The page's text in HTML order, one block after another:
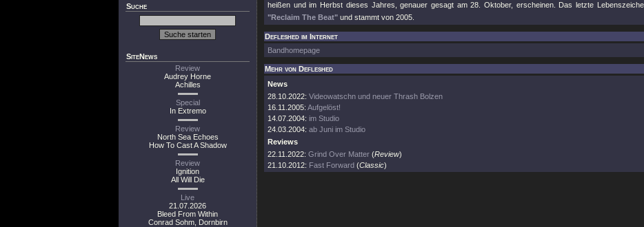
Suche
SiteNews
Review
Audrey Horne
Achilles
Special
In Extremo
Review
North Sea Echoes
How To Cast A Shadow
Review
Ignition
All Will Die
Live
21.07.2026
Bleed From Within
Conrad Sohm, Dornbirn
heißen und im Herbst dieses Jahres, genauer gesagt am 28. Oktober, erscheinen. Das letzte
"Reclaim The Beat" und stammt von 2005.
Defleshed im Internet
Bandhomepage
Mehr von Defleshed
News
28.10.2022: Videowatschn und neuer Thrash Bolzen
16.11.2005: Aufgelöst!
14.07.2004: im Studio
24.03.2004: ab Juni im Studio
Reviews
22.11.2022: Grind Over Matter (Review)
21.10.2012: Fast Forward (Classic)